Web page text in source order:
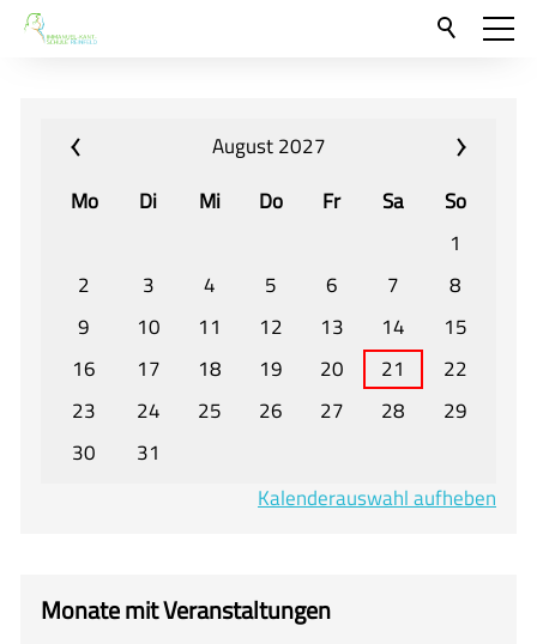
Neu hier?
Für Eltern und Schüler
Veranstaltungen und Termine
Unser Unterricht - Fachcurricula
Unsere Konzepte
Downloads
Unter-, Mittel und Oberstufe
Offener Ganztag
August 2027
Mo
Di Mi Do Fr Sa
So
1
2
3 4 5 6 7
8
9
10 11 12 13 14
15
16
17 18 19 20 21
22
23
24 25 26 27 28
29
30
31
Kalenderauswahl aufheben
Monate mit Veranstaltungen